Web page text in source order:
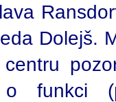
Dolejš.
o funkci